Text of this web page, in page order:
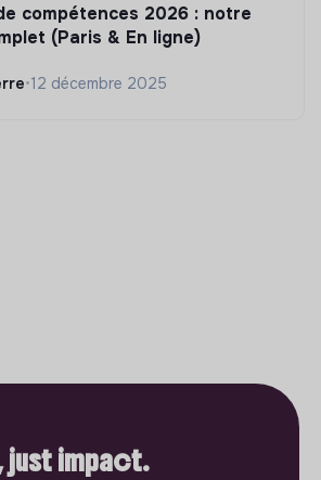
compétences 2026 : notre
(Paris & En ligne)
•12 décembre 2025
just impact.